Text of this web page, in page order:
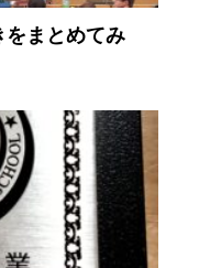
をまとめてみ